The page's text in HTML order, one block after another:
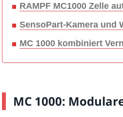
RAMPF MC1000 Zelle
SensoPart-Kamera und
MC 1000 kombiniert
MC 1000: